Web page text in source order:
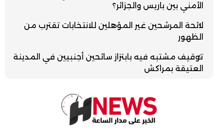
الأمني بين باريس والجزائر؟
لائحة المرشحين غير المؤهلين للانتخابات تقترب من
الظهور
توقيف مشتبه فيه بابتزاز سائحين أجنبيين في المدينة
العتيقة بمراكش